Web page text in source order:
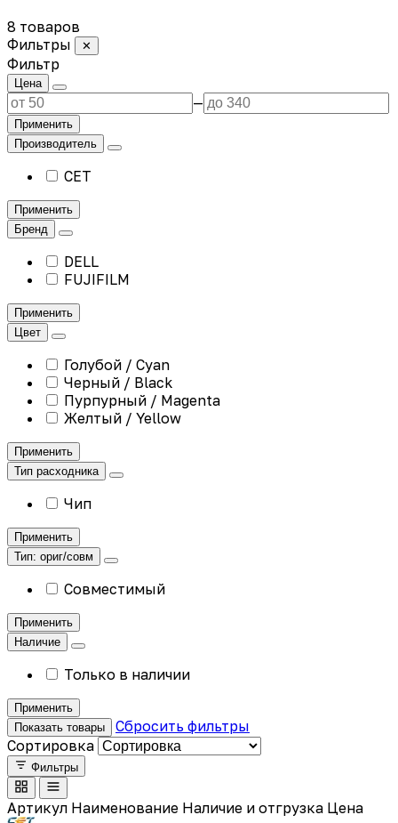
8 товаров
Фильтры
✕
Фильтр
Цена
—
Применить
Производитель
CET
Применить
Бренд
DELL
FUJIFILM
Применить
Цвет
Голубой / Cyan
Черный / Black
Пурпурный / Magenta
Желтый / Yellow
Применить
Тип расходника
Чип
Применить
Тип: ориг/совм
Совместимый
Применить
Наличие
Только в наличии
Применить
Показать товары
Сбросить фильтры
Сортировка
Фильтры
Артикул Наименование Наличие и отгрузка Цена